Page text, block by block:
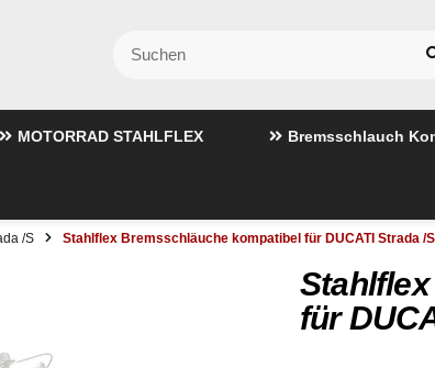
MOTORRAD STAHLFLEX Bremsschlauch
/S Stahlflex Bremsschläuche kompatibel für DUCATI Strada /
für